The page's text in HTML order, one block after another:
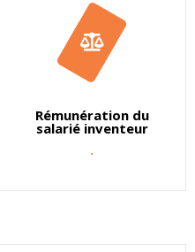
Rémunération du
salarié inventeur
.